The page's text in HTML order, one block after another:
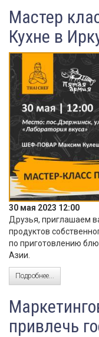
Мастер
Кухне в
30 мая 2023 12:00
Друзья, приглашаем
продуктов
по приготовлению
Азии.
Подробнее...
привлечь